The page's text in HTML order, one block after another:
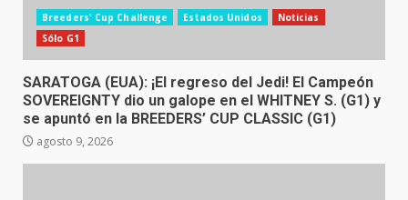
Breeders' Cup Challenge Estados Unidos
Noticias
Sólo G1
SARATOGA (EUA): ¡El regreso del Jedi! El Campeón
SOVEREIGNTY dio un galope en el WHITNEY S. (G1) y
se apuntó en la BREEDERS’ CUP CLASSIC (G1)
agosto 9, 2026